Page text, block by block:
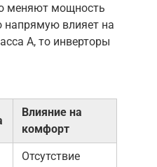
меняют мощность
напрямую влияет на
А, то инверторы
Влияние на
комфорт
Отсутствие